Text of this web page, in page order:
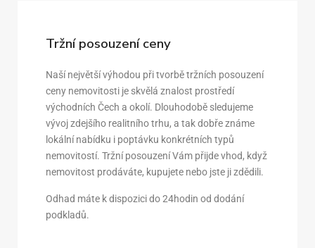
Tržní posouzení ceny
Naší největší výhodou při tvorbě tržních posouzení
ceny nemovitosti je skvělá znalost prostředí
východních Čech a okolí. Dlouhodobě sledujeme
vývoj zdejšího realitního trhu, a tak dobře známe
lokální nabídku i poptávku konkrétních typů
nemovitostí. Tržní posouzení Vám přijde vhod, když
nemovitost prodáváte, kupujete nebo jste ji zdědili.
Odhad máte k dispozici do 24hodin od dodání
podkladů.